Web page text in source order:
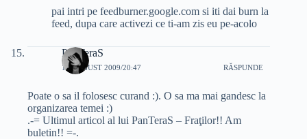
pai intri pe feedburner.google.com si iti dai burn la
feed, dupa care activezi ce ti-am zis eu pe-acolo
PanTeraS
11 AUGUST 2009/20:47 RĂSPUNDE
Poate o sa il folosesc curand :). O sa ma mai gandesc la
organizarea temei :)
.-= Ultimul articol al lui PanTeraS – Fraţilor!! Am
buletin!! =-.